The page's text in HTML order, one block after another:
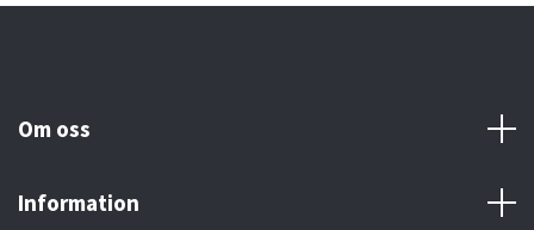
Om oss
Information